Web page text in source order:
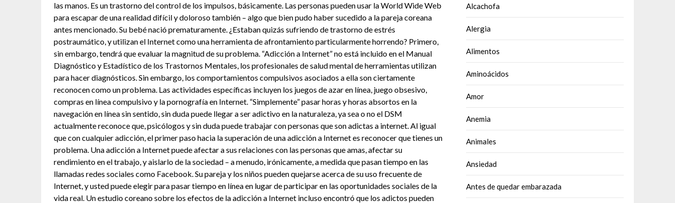
las manos. Es un trastorno del control de los impulsos, básicamente. Las personas pueden usar la World Wide Web
para escapar de una realidad difícil y doloroso también – algo que bien pudo haber sucedido a la pareja coreana
antes mencionado. Su bebé nació prematuramente. ¿Estaban quizás sufriendo de trastorno de estrés
postraumático, y utilizan el Internet como una herramienta de afrontamiento particularmente horrendo? Primero,
sin embargo, tendrá que evaluar la magnitud de su problema. “Adicción a Internet” no está incluido en el Manual
Diagnóstico y Estadístico de los Trastornos Mentales, los profesionales de salud mental de herramientas utilizan
para hacer diagnósticos. Sin embargo, los comportamientos compulsivos asociados a ella son ciertamente
reconocen como un problema. Las actividades específicas incluyen los juegos de azar en línea, juego obsesivo,
compras en línea compulsivo y la pornografía en Internet. “Simplemente” pasar horas y horas absortos en la
navegación en línea sin sentido, sin duda puede llegar a ser adictivo en la naturaleza, ya sea o no el DSM
actualmente reconoce que, psicólogos y sin duda puede trabajar con personas que son adictas a internet. Al igual
que con cualquier adicción, el primer paso hacia la superación de una adicción a Internet es reconocer que tienes un
problema. Una adicción a Internet puede afectar a sus relaciones con las personas que amas, afectar su
rendimiento en el trabajo, y aislarlo de la sociedad – a menudo, irónicamente, a medida que pasan tiempo en las
llamadas redes sociales como Facebook. Su pareja y los niños pueden quejarse acerca de su uso frecuente de
Internet, y usted puede elegir para pasar tiempo en línea en lugar de participar en las oportunidades sociales de la
vida real. Un estudio coreano sobre los efectos de la adicción a Internet incluso encontró que los adictos pueden
Alcachofa
Alergia
Alimentos
Aminoácidos
Amor
Anemia
Animales
Ansiedad
Antes de quedar embarazada